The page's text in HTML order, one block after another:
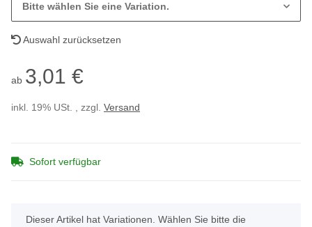
Bitte wählen Sie eine Variation.
Auswahl zurücksetzen
ab 3,01 €
inkl. 19% USt. , zzgl. Versand
Sofort verfügbar
x
Dieser Artikel hat Variationen. Wählen Sie bitte die